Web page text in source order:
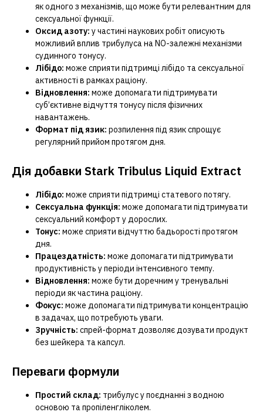
як одного з механізмів, що може бути релевантним для
сексуальної функції.
Оксид азоту: у частині наукових робіт описують
можливий вплив трибулуса на NO-залежні механізми
судинного тонусу.
Лібідо: може сприяти підтримці лібідо та сексуальної
активності в рамках раціону.
Відновлення: може допомагати підтримувати
суб’єктивне відчуття тонусу після фізичних
навантажень.
Формат під язик: розпилення під язик спрощує
регулярний прийом протягом дня.
Дія добавки Stark Tribulus Liquid Extract
Лібідо: може сприяти підтримці статевого потягу.
Сексуальна функція: може допомагати підтримувати
сексуальний комфорт у дорослих.
Тонус: може сприяти відчуттю бадьорості протягом
дня.
Працездатність: може допомагати підтримувати
продуктивність у періоди інтенсивного темпу.
Відновлення: може бути доречним у тренувальні
періоди як частина раціону.
Фокус: може допомагати підтримувати концентрацію
в задачах, що потребують уваги.
Зручність: спрей-формат дозволяє дозувати продукт
без шейкера та капсул.
Переваги формули
Простий склад: трибулус у поєднанні з водною
основою та пропіленгліколем.